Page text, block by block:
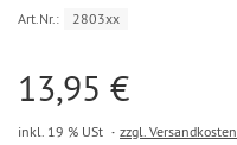
Art.Nr.: 2803xx
13,95 €
inkl. 19 % USt zzgl. Versandkosten